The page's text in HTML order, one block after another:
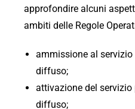
approfondire alcuni
ambiti delle Regole
ammissione al servizio
diffuso;
attivazione del servizio
diffuso;